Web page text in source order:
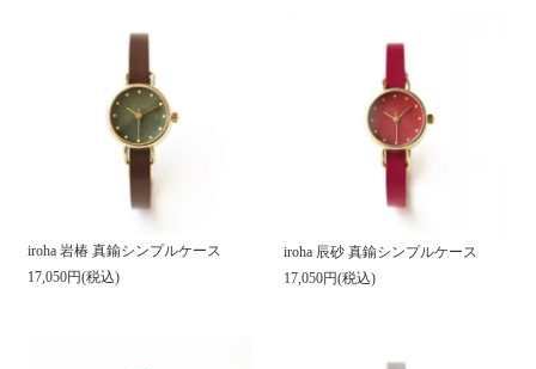
iroha 岩椿 真鍮シンプルケース
17,050円(税込)
iroha 辰砂 真鍮シンプルケース
17,050円(税込)